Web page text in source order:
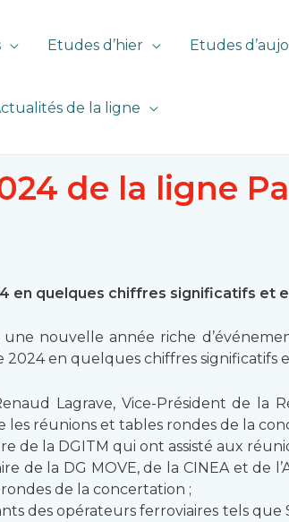
Etudes d’hier Etudes
de la ligne
de la ligne
en quelques chiffres significatifs et
une nouvelle année riche
en quelques chiffres significatifs
Lagrave, Vice-Président de la
les réunions et tables rondes de la
de la DGITM qui ont assisté aux
de la DG MOVE, de la CINEA et de
de la concertation ;
des opérateurs ferroviaires tels que